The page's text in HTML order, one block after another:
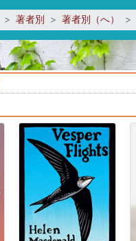
著者別 著者別（へ）